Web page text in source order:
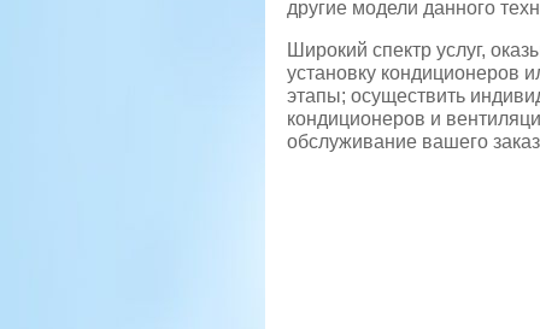
другие модели данного
Широкий спектр услуг,
установку кондиционеров
этапы; осуществить
кондиционеров и
обслуживание вашего